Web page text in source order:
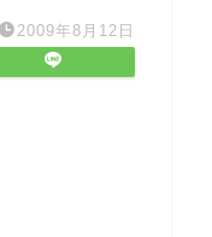
2009年8月12日